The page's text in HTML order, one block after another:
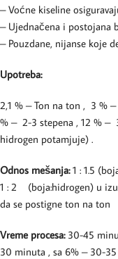
– Voćne kiseline
– Ujednačena i postojana
– Pouzdane, nijanse koje
Upotreba:
2,1 % – Ton na ton , 3 %
% – 2-3 stepena , 12 % –
hidrogen potamjuje) .
Odnos mešanja:1 : 1.5
1 : 2 (boja:hidrogen) u
da se postigne ton na ton
Vreme procesa:30-45
30 minuta , sa 6% – 30-